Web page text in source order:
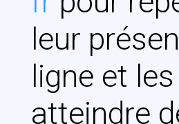
leur
ligne et
atteindre